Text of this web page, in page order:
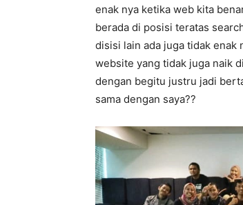
enak nya ketika web kita
berada di posisi teratas
disisi lain ada juga tidak
website yang tidak juga naik
dengan begitu justru jadi
sama dengan saya??